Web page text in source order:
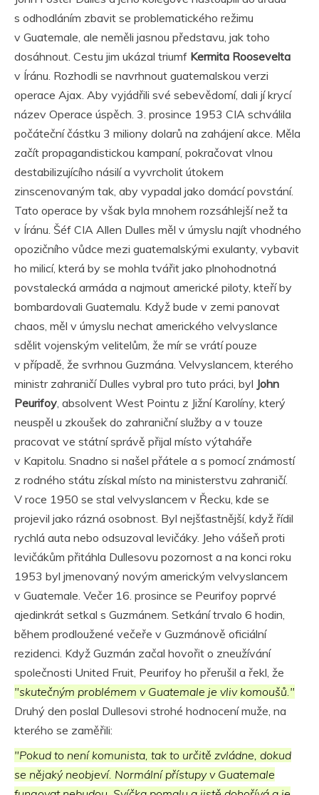
s odhodláním zbavit se problematického režimu
v Guatemale, ale neměli jasnou představu, jak toho
dosáhnout. Cestu jim ukázal triumf Kermita Roosevelta
v Íránu. Rozhodli se navrhnout guatemalskou verzi
operace Ajax. Aby vyjádřili své sebevědomí, dali jí krycí
název Operace úspěch. 3. prosince 1953 CIA schválila
počáteční částku 3 miliony dolarů na zahájení akce. Měla
začít propagandistickou kampaní, pokračovat vlnou
destabilizujícího násilí a vyvrcholit útokem
zinscenovaným tak, aby vypadal jako domácí povstání.
Tato operace by však byla mnohem rozsáhlejší než ta
v Íránu. Šéf CIA Allen Dulles měl v úmyslu najít vhodného
opozičního vůdce mezi guatemalskými exulanty, vybavit
ho milicí, která by se mohla tvářit jako plnohodnotná
povstalecká armáda a najmout americké piloty, kteří by
bombardovali Guatemalu. Když bude v zemi panovat
chaos, měl v úmyslu nechat amerického velvyslance
sdělit vojenským velitelům, že mír se vrátí pouze
v případě, že svrhnou Guzmána. Velvyslancem, kterého
ministr zahraničí Dulles vybral pro tuto práci, byl John
Peurifoy, absolvent West Pointu z Jižní Karolíny, který
neuspěl u zkoušek do zahraniční služby a v touze
pracovat ve státní správě přijal místo výtaháře
v Kapitolu. Snadno si našel přátele a s pomocí známostí
z rodného státu získal místo na ministerstvu zahraničí.
V roce 1950 se stal velvyslancem v Řecku, kde se
projevil jako rázná osobnost. Byl nejšťastnější, když řídil
rychlá auta nebo odsuzoval levičáky. Jeho vášeň proti
levičákům přitáhla Dullesovu pozornost a na konci roku
1953 byl jmenovaný novým americkým velvyslancem
v Guatemale. Večer 16. prosince se Peurifoy poprvé
ajedinkrát setkal s Guzmánem. Setkání trvalo 6 hodin,
během prodloužené večeře v Guzmánově oficiální
rezidenci. Když Guzmán začal hovořit o zneužívání
společnosti United Fruit, Peurifoy ho přerušil a řekl, že
"skutečným problémem v Guatemale je vliv komoušů."
Druhý den poslal Dullesovi strohé hodnocení muže, na
kterého se zaměřili:
"Pokud to není komunista, tak to určitě zvládne, dokud
se nějaký neobjeví. Normální přístupy v Guatemale